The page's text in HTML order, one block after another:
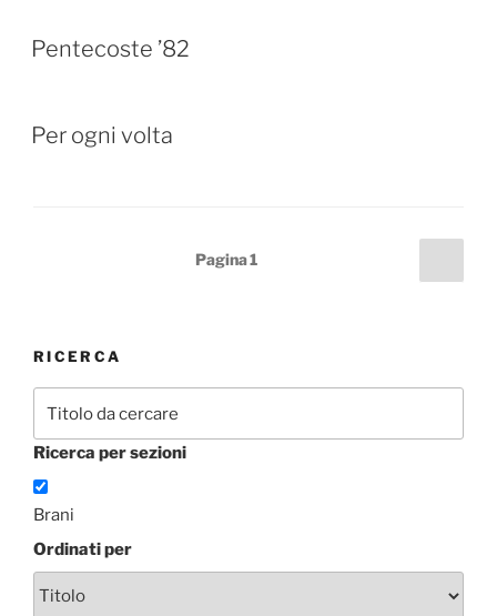
Pentecoste ’82
Per ogni volta
Pagina1
RICERCA
Ricerca per sezioni
Brani
Ordinati per